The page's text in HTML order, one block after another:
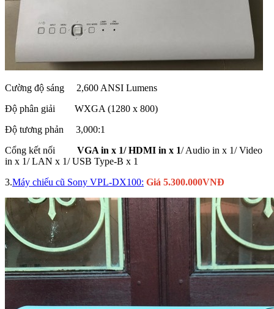
Cường độ sáng 2,600 ANSI Lumens
Độ phân giải WXGA (1280 x 800)
Độ tương phản 3,000:1
Cổng kết nối
VGA in x 1/ HDMI in x 1/ Audio in x 1/ Video
in x 1/ LAN x 1/ USB Type-B x 1
3.Máy chiếu cũ Sony VPL-DX100: Giá 5.300.000VNĐ